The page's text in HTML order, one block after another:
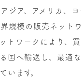
ジア、アメリカ、
規模の販売ネット
トワークにより、
国へ輸送し、最適
います。